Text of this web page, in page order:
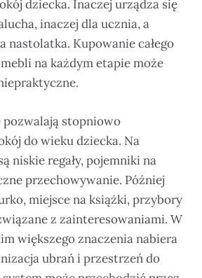
dziecka. Inaczej urządza się
inaczej dla ucznia, a
nastolatka. Kupowanie całego
na każdym etapie może
pozwalają stopniowo
do wieku dziecka. Na
niskie regały, pojemniki na
przechowywanie. Później
miejsce na książki, przybory
z zainteresowaniami. W
większego znaczenia nabiera
ubrań i przestrzeń do